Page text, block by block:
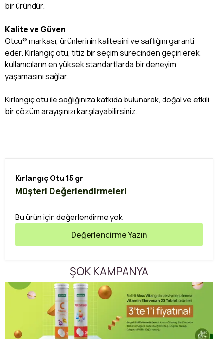
bir üründür.
Kalite ve Güven
Otcu® markası, ürünlerinin kalitesini ve saflığını garanti
eder. Kırlangıç otu, titiz bir seçim sürecinden geçirilerek,
kullanıcıların en yüksek standartlarda bir deneyim
yaşamasını sağlar.
Kırlangıç otu ile sağlığınıza katkıda bulunarak, doğal ve etkili
bir çözüm arayışınızı karşılayabilirsiniz.
Kırlangıç Otu 15 gr
Müşteri Değerlendirmeleri
Bu ürün için değerlendirme yok
Değerlendirme Yazın
ŞOK KAMPANYA